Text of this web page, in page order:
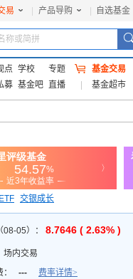
易 产品导购 自选基金
称或简拼
点 学校
专题
募 基金吧 直播
基金交易
基金超市
交银成长
08-05）： 8.7646 ( 2.63% )
场内交易
--- 费率详情>